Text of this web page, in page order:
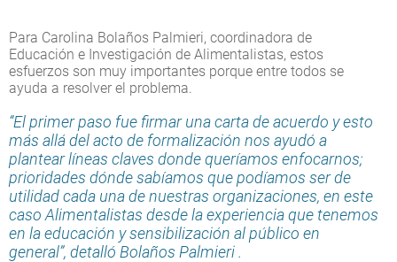
Para Carolina Bolaños Palmieri, coordinadora de
Educación e Investigación de Alimentalistas, estos
esfuerzos son muy importantes porque entre todos se
ayuda a resolver el problema.
“El primer paso fue firmar una carta de acuerdo y esto
más allá del acto de formalización nos ayudó a
plantear líneas claves donde queríamos enfocarnos;
prioridades dónde sabíamos que podíamos ser de
utilidad cada una de nuestras organizaciones, en este
caso Alimentalistas desde la experiencia que tenemos
en la educación y sensibilización al público en
general”, detalló Bolaños Palmieri .